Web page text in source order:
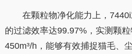
在颗粒物净化能力上，
的过滤效率达99.97%，实测颗
450m³/h，能够有效捕捉猫毛、